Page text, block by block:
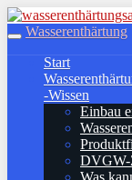
Skip
to
content
Toggle
navigation
Wasserenthärtung
Start
-Wissen
Einbau
DVGW-
Was